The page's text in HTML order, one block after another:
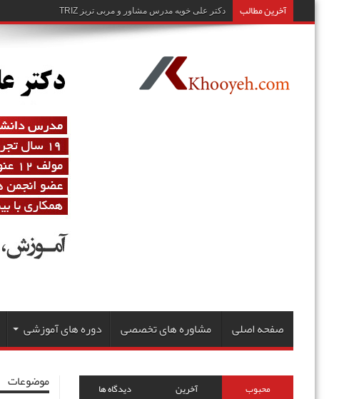
آخرین مطالب دکتر علی خویه مدرس مشاور و مربی تریز TRIZ
صفحه اصلی مشاوره های تخصصی دوره های آموزشی
موضوعات محبوب آخرین
دیدگاه ها